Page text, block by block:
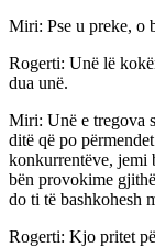
Miri: Pse u preke, o
Rogerti: Unë lë
dua unë.
Miri: Unë e tregova
ditë që po
konkurrentëve, jemi
bën provokime
do ti të bashkohesh
Rogerti: Kjo pritet